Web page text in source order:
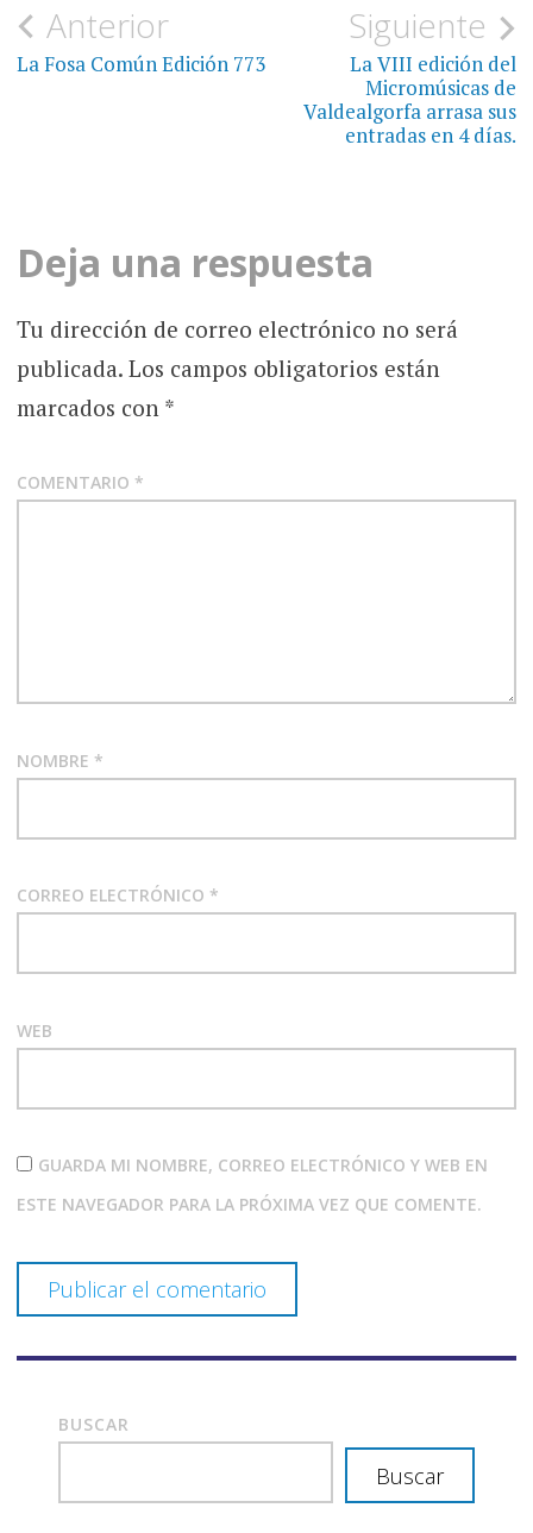
Navegación
de
Anterior
La Fosa Común Edición 773
Siguiente
La VIII edición del
Micromúsicas de
Valdealgorfa arrasa sus
entradas en 4 días.
Deja una respuesta
Tu dirección de correo electrónico no será
publicada. Los campos obligatorios están
marcados con *
COMENTARIO *
NOMBRE *
CORREO ELECTRÓNICO *
WEB
GUARDA MI NOMBRE, CORREO ELECTRÓNICO Y WEB EN
ESTE NAVEGADOR PARA LA PRÓXIMA VEZ QUE COMENTE.
BUSCAR
Buscar